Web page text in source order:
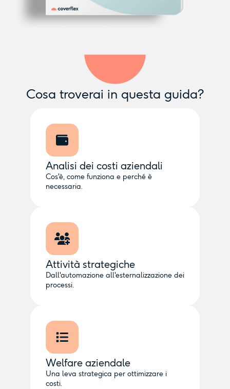
Cosa troverai in questa guida?
Analisi dei costi aziendali
Cos'è, come funziona e perché è
necessaria.
Attività strategiche
Dall'automazione all'esternalizzazione dei
processi.
Welfare aziendale
Una leva strategica per ottimizzare i
costi.